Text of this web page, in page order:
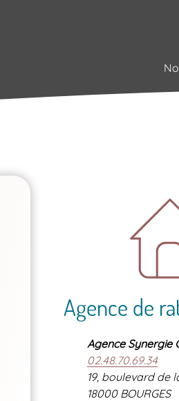
Agence de
Agence Synergie
02.48.70.69.34
19, boulevard de
18000 BOURGES